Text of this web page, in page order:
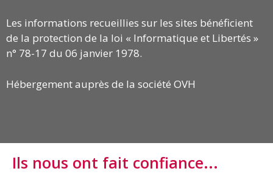
Les informations recueillies sur les sites bénéficient
de la protection de la loi « Informatique et Libertés »
n° 78-17 du 06 janvier 1978.
Hébergement auprès de la société OVH
Ils nous ont fait confiance...